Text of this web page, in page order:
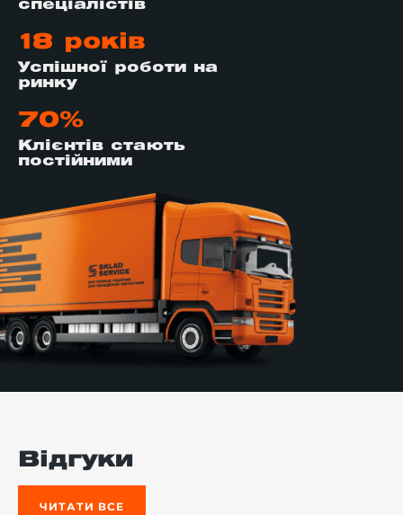
спеціалістів
18 років
Успішної роботи на
ринку
70%
Клієнтів стають
постійними
Відгуки
ЧИТАТИ ВСЕ